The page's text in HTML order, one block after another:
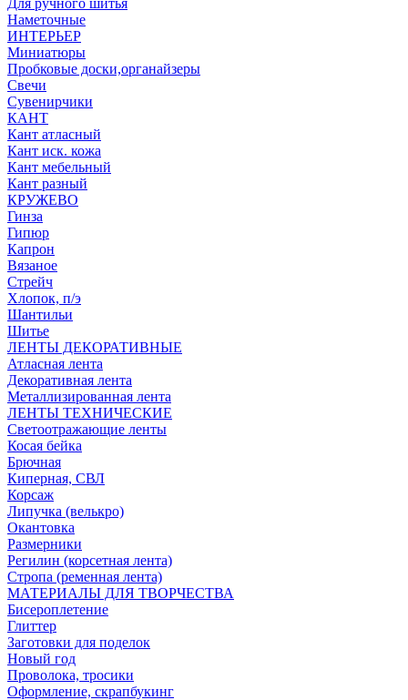
Для ручного шитья
Наметочные
ИНТЕРЬЕР
Миниатюры
Пробковые доски,органайзеры
Свечи
Сувенирчики
КАНТ
Кант атласный
Кант иск. кожа
Кант мебельный
Кант разный
КРУЖЕВО
Гинза
Гипюр
Капрон
Вязаное
Стрейч
Хлопок, п/э
Шантильи
Шитье
ЛЕНТЫ ДЕКОРАТИВНЫЕ
Атласная лента
Декоративная лента
Металлизированная лента
ЛЕНТЫ ТЕХНИЧЕСКИЕ
Светоотражающие ленты
Косая бейка
Брючная
Киперная, СВЛ
Корсаж
Липучка (велькро)
Окантовка
Размерники
Регилин (корсетная лента)
Стропа (ременная лента)
МАТЕРИАЛЫ ДЛЯ ТВОРЧЕСТВА
Бисероплетение
Глиттер
Заготовки для поделок
Новый год
Проволока, тросики
Оформление, скрапбукинг